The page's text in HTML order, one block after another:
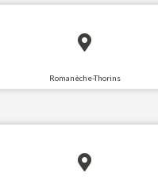
Romanèche-Thorins